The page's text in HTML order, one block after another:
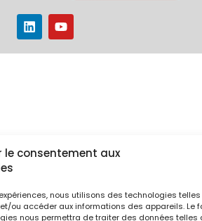
le consentement aux
nous utilisons des technologies
ou accéder aux informations des appareils. Le
nous permettra de traiter des données telles
L
i
n
k
Y
o
u
t